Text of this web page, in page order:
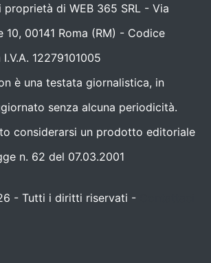
di WEB 365 SRL - Via
10, 00141 Roma (RM) - Codice
12279101005
è una testata giornalistica, in
senza alcuna periodicità.
considerarsi un prodotto editoriale
n. 62 del 07.03.2001
- Tutti i diritti riservati -